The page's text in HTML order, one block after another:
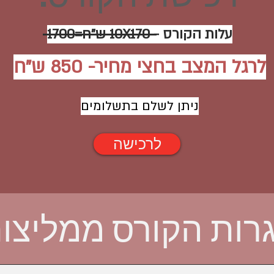
עלות הקורס - 10X170 ש"ח=1700
לרגל המצב בחצי מחיר- 850 ש"ח
ניתן לשלם בתשלומים
לרכישה
הקורס